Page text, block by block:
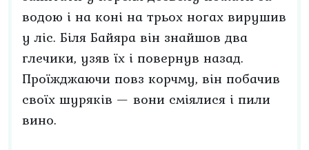
водою і на коні на трьох ногах вирушив
у ліс. Біля Байяра він знайшов два
глечики, узяв їх і повернув назад.
Проїжджаючи повз корчму, він побачив
своїх шуряків — вони сміялися і пили
вино.